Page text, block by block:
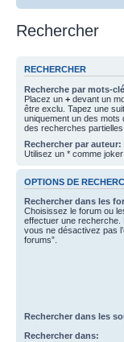
Rechercher
RECHERCHER
Recherche par mots-
Placez un + devant un
être exclu. Tapez une
uniquement un des mots
des recherches partielles.
Rechercher par auteur:
Utilisez un * comme
OPTIONS DE
Rechercher dans les
Choisissez le forum ou
effectuer une recherche.
vous ne désactivez pas
forums”.
Rechercher dans les
Rechercher dans: